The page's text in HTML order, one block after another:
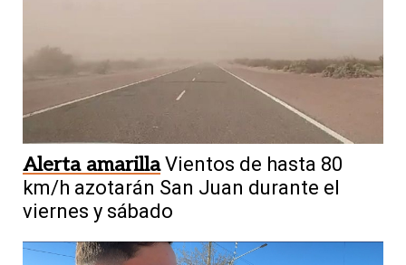
Alerta amarilla Vientos de hasta 80
km/h azotarán San Juan durante el
viernes y sábado